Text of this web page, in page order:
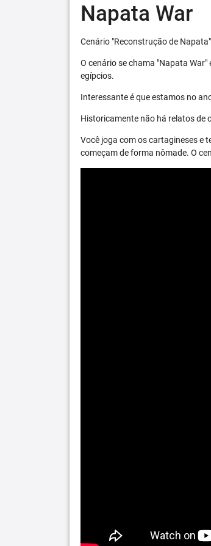
Napata War
Cenário "Reconstrução de
O cenário se chama "Napata
egípcios.
Interessante é que estamos no
Historicamente não há relatos de
Você joga com os cartagineses e
começam de forma nômade. O